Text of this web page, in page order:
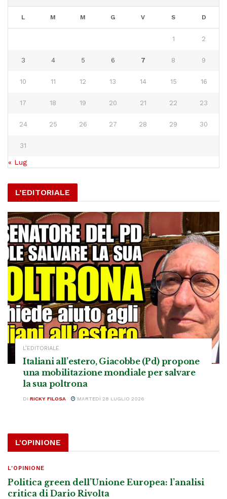
L M M G V S D
1 2
3 4 5 6 7 8 9
10 11 12 13 14 15 16
17 18 19 20 21 22 23
24 25 26 27 28 29 30
31
« Lug
L’EDITORIALE
L’EDITORIALE
Italiani all’estero, Giacobbe (Pd) propone
una mobilitazione mondiale per salvare
la sua poltrona
DI RICKY FILOSA MARTEDÌ 28 LUGLIO 2026
L'OPINIONE
L'OPINIONE
Politica green dell’Unione Europea: l’analisi
critica di Dario Rivolta